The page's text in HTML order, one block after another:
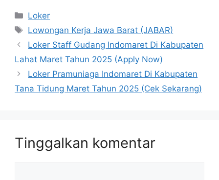
Kategori
Loker
Tag
Lowongan Kerja Jawa Barat (JABAR)
Loker Staff Gudang Indomaret Di Kabupaten
Lahat Maret Tahun 2025 (Apply Now)
Loker Pramuniaga Indomaret Di Kabupaten
Tana Tidung Maret Tahun 2025 (Cek Sekarang)
Tinggalkan komentar